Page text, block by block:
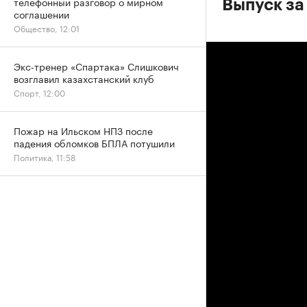
Выпуск
соглашении
Общество, 12:01
Экс-тренер «Спартака» Слишкович
возглавил казахстанский клуб
Спорт, 12:00
Пожар на Ильском НПЗ после
падения обломков БПЛА потушили
Политика, 11:58